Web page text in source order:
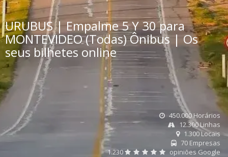
URUBUS | Empalme 5 Y 30 para
MONTEVIDEO (Todas) Ônibus | Os
seus bilhetes online
450.000 Horários
12.300 Linhas
1.300 Locais
70 Empresas
1.230
opiniões Google